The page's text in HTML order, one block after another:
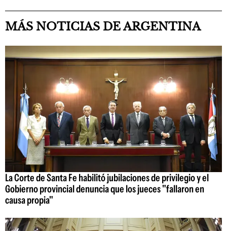
MÁS NOTICIAS DE ARGENTINA
La Corte de Santa Fe habilitó jubilaciones de privilegio y el
Gobierno provincial denuncia que los jueces "fallaron en
causa propia"